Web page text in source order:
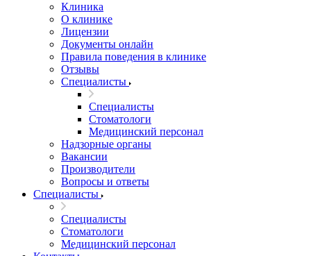
Клиника
О клинике
Лицензии
Документы онлайн
Правила поведения в клинике
Отзывы
Специалисты
Специалисты
Стоматологи
Медицинский персонал
Надзорные органы
Вакансии
Производители
Вопросы и ответы
Специалисты
Специалисты
Стоматологи
Медицинский персонал